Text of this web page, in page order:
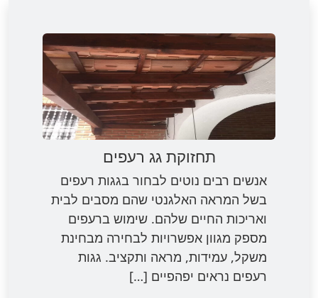
תחזוקת גג רעפים
אנשים רבים נוטים לבחור בגגות רעפים
בשל המראה האלגנטי שהם מסבים לבית
ואריכות החיים שלהם. שימוש ברעפים
מספק מגוון אפשרויות לבחירה מבחינת
משקל, עמידות, מראה ותקציב. גגות
רעפים נראים יפהפיים […]